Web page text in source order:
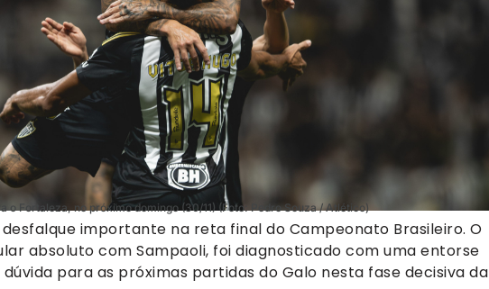
o Fortaleza, no próximo domingo (30/11) (Foto: Pedro Souza / Atlético)
importante na reta final do Campeonato Brasileiro. O
absoluto com Sampaoli, foi diagnosticado com uma entorse
para as próximas partidas do Galo nesta fase decisiva da